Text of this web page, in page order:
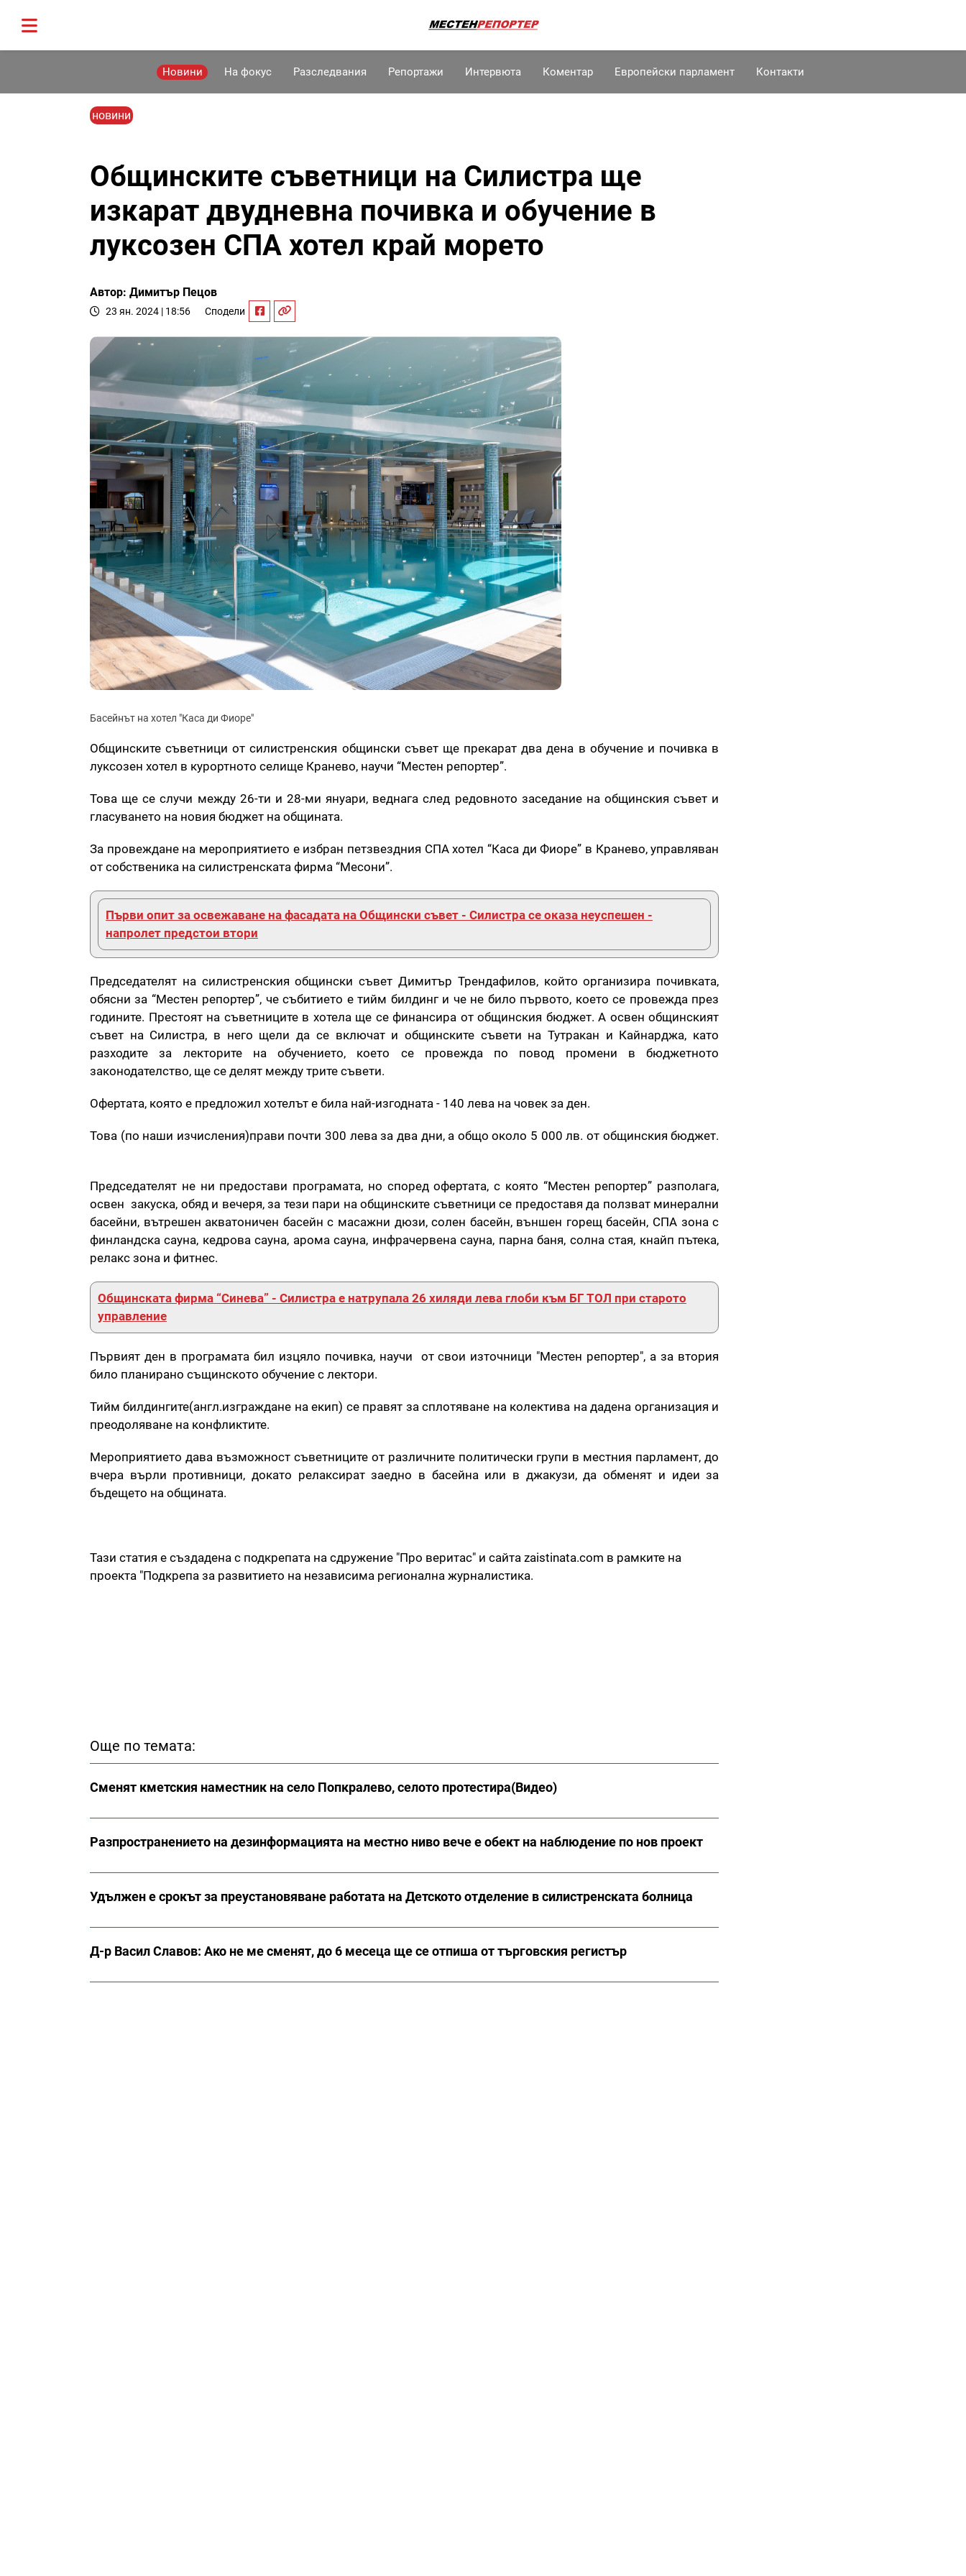
Новини На фокус Разследвания Репортажи Интервюта Коментар Европейски парламент Контакти
новини
Общинските съветници на Силистра ще
изкарат двудневна почивка и обучение в
луксозен СПА хотел край морето
Автор: Димитър Пецов
23 ян. 2024 | 18:56 Сподели
Басейнът на хотел "Каса ди Фиоре"
Общинските съветници от силистренския общински съвет ще прекарат два дена в обучение и почивка в
луксозен хотел в курортното селище Кранево, научи “Местен репортер”.
Това ще се случи между 26-ти и 28-ми януари, веднага след редовното заседание на общинския съвет и
гласуването на новия бюджет на общината.
За провеждане на мероприятието е избран петзвездния СПА хотел “Каса ди Фиоре” в Кранево, управляван
от собственика на силистренската фирма “Месони”.
Първи опит за освежаване на фасадата на Общински съвет - Силистра се оказа неуспешен -
напролет предстои втори
Председателят на силистренския общински съвет Димитър Трендафилов, който организира почивката,
обясни за “Местен репортер”, че събитието е тийм билдинг и че не било първото, което се провежда през
годините. Престоят на съветниците в хотела ще се финансира от общинския бюджет. А освен общинският
съвет на Силистра, в него щели да се включат и общинските съвети на Тутракан и Кайнарджа, като
разходите за лекторите на обучението, което се провежда по повод промени в бюджетното
законодателство, ще се делят между трите съвети.
Офертата, която е предложил хотелът е била най-изгодната - 140 лева на човек за ден.
Това (по наши изчисления)прави почти 300 лева за два дни, а общо около 5 000 лв. от общинския бюджет.
Председателят не ни предостави програмата, но според офертата, с която “Местен репортер” разполага,
освен закуска, обяд и вечеря, за тези пари на общинските съветници се предоставя да ползват минерални
басейни, вътрешен акватоничен басейн с масажни дюзи, солен басейн, външен горещ басейн, СПА зона с
финландска сауна, кедрова сауна, арома сауна, инфрачервена сауна, парна баня, солна стая, кнайп пътека,
релакс зона и фитнес.
Общинската фирма “Синева” - Силистра е натрупала 26 хиляди лева глоби към БГ ТОЛ при старото
управление
Първият ден в програмата бил изцяло почивка, научи от свои източници "Местен репортер", а за втория
било планирано същинското обучение с лектори.
Тийм билдингите(англ.изграждане на екип) се правят за сплотяване на колектива на дадена организация и
преодоляване на конфликтите.
Мероприятието дава възможност съветниците от различните политически групи в местния парламент, до
вчера върли противници, докато релаксират заедно в басейна или в джакузи, да обменят и идеи за
бъдещето на общината.
Тази статия е създадена с подкрепата на сдружение "Про веритас" и сайта zaistinata.com в рамките на
проекта "Подкрепа за развитието на независима регионална журналистика.
Още по темата:
Сменят кметския наместник на село Попкралево, селото протестира(Видео)
Разпространението на дезинформацията на местно ниво вече е обект на наблюдение по нов проект
Удължен е срокът за преустановяване работата на Детското отделение в силистренската болница
Д-р Васил Славов: Ако не ме сменят, до 6 месеца ще се отпиша от търговския регистър